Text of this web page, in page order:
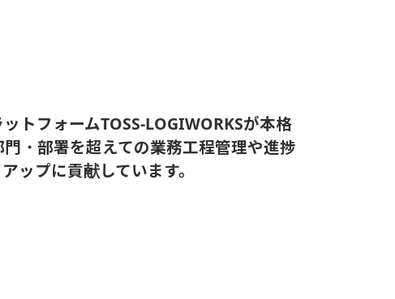
トフォームTOSS-LOGIWORKSが本格
・部署を超えての業務工程管理や進捗
ップに貢献しています。